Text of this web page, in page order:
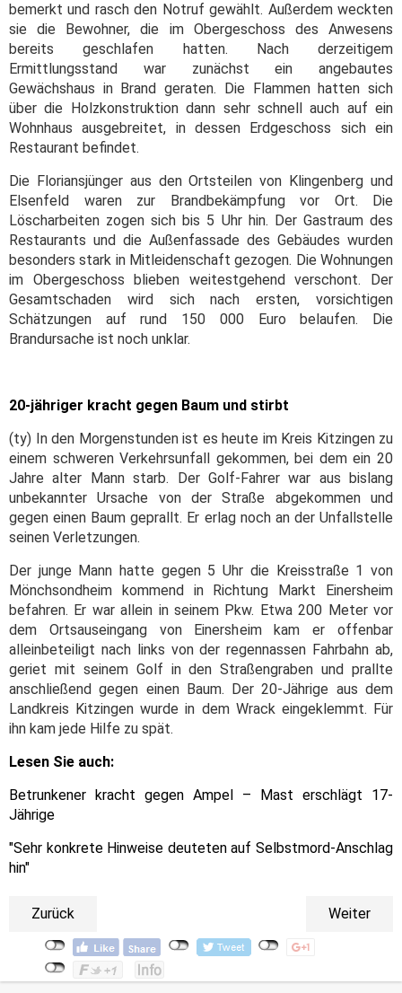
bemerkt und rasch den Notruf gewählt. Außerdem weckten
sie die Bewohner, die im Obergeschoss des Anwesens
bereits geschlafen hatten. Nach derzeitigem
Ermittlungsstand war zunächst ein angebautes
Gewächshaus in Brand geraten. Die Flammen hatten sich
über die Holzkonstruktion dann sehr schnell auch auf ein
Wohnhaus ausgebreitet, in dessen Erdgeschoss sich ein
Restaurant befindet.
Die Floriansjünger aus den Ortsteilen von Klingenberg und
Elsenfeld waren zur Brandbekämpfung vor Ort. Die
Löscharbeiten zogen sich bis 5 Uhr hin. Der Gastraum des
Restaurants und die Außenfassade des Gebäudes wurden
besonders stark in Mitleidenschaft gezogen. Die Wohnungen
im Obergeschoss blieben weitestgehend verschont. Der
Gesamtschaden wird sich nach ersten, vorsichtigen
Schätzungen auf rund 150 000 Euro belaufen. Die
Brandursache ist noch unklar.
20-jähriger kracht gegen Baum und stirbt
(ty) In den Morgenstunden ist es heute im Kreis Kitzingen zu
einem schweren Verkehrsunfall gekommen, bei dem ein 20
Jahre alter Mann starb. Der Golf-Fahrer war aus bislang
unbekannter Ursache von der Straße abgekommen und
gegen einen Baum geprallt. Er erlag noch an der Unfallstelle
seinen Verletzungen.
Der junge Mann hatte gegen 5 Uhr die Kreisstraße 1 von
Mönchsondheim kommend in Richtung Markt Einersheim
befahren. Er war allein in seinem Pkw. Etwa 200 Meter vor
dem Ortsauseingang von Einersheim kam er offenbar
alleinbeteiligt nach links von der regennassen Fahrbahn ab,
geriet mit seinem Golf in den Straßengraben und prallte
anschließend gegen einen Baum. Der 20-Jährige aus dem
Landkreis Kitzingen wurde in dem Wrack eingeklemmt. Für
ihn kam jede Hilfe zu spät.
Lesen Sie auch:
Betrunkener kracht gegen Ampel – Mast erschlägt 17-
Jährige
"Sehr konkrete Hinweise deuteten auf Selbstmord-Anschlag
hin"
Zurück Weiter